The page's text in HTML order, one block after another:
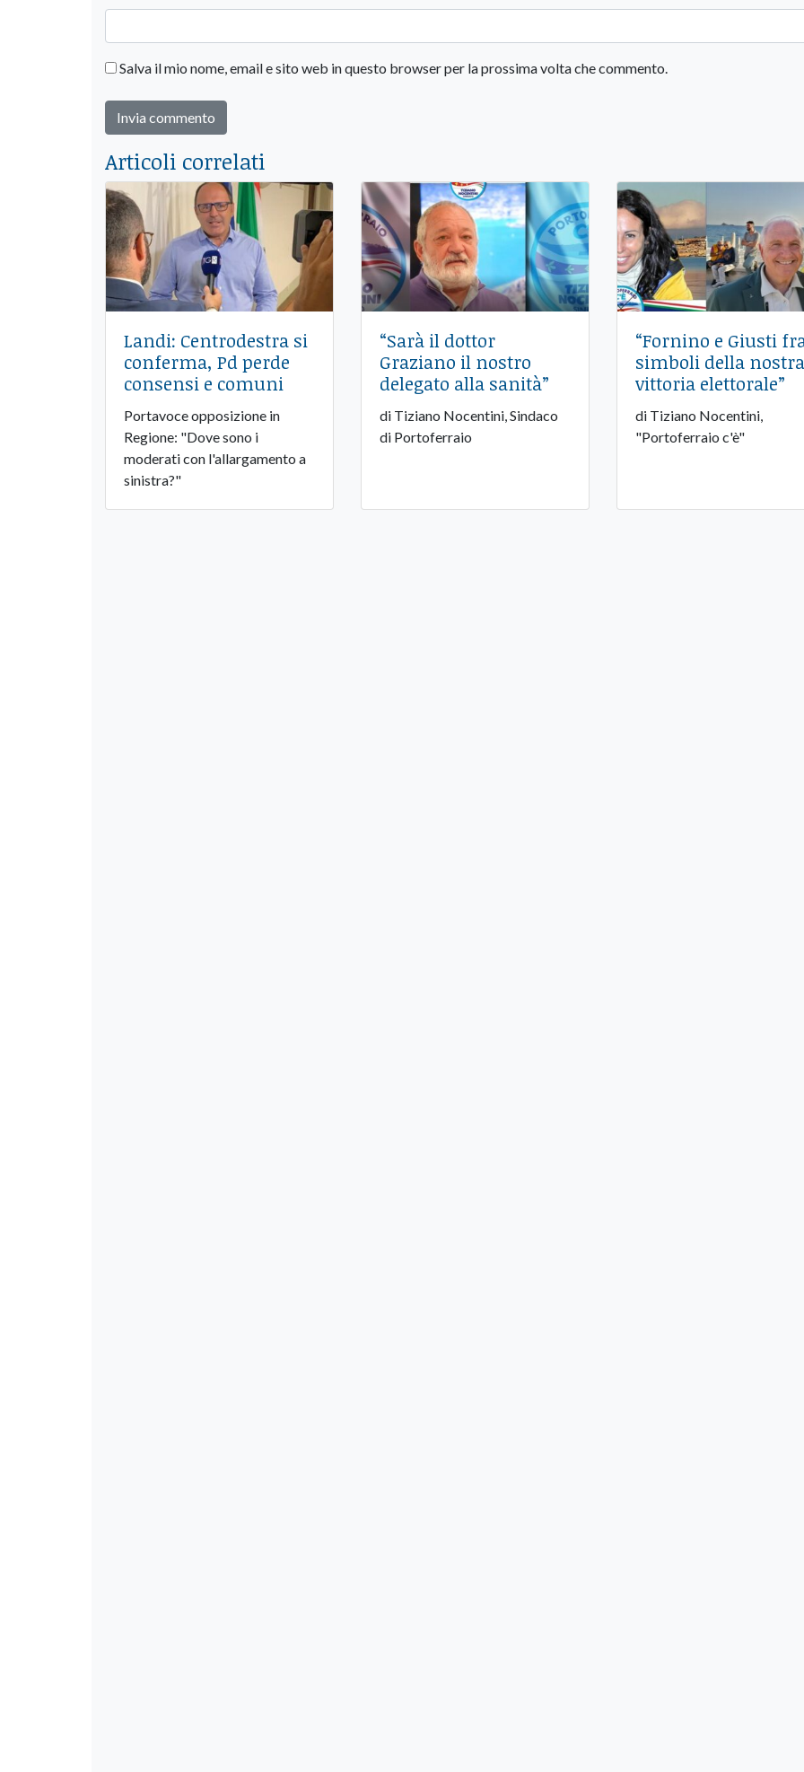
Salva il mio nome, email e sito web in questo browser per la prossima volta che commento.
Articoli correlati
Landi: Centrodestra si
conferma, Pd perde
consensi e comuni
Portavoce opposizione in
Regione: "Dove sono i
moderati con l'allargamento a
sinistra?"
“Sarà il dottor
Graziano il nostro
delegato alla sanità”
di Tiziano Nocentini, Sindaco
di Portoferraio
“Fornino e Giusti
simboli della nostra
vittoria elettorale”
di Tiziano Nocentini,
"Portoferraio c'è"